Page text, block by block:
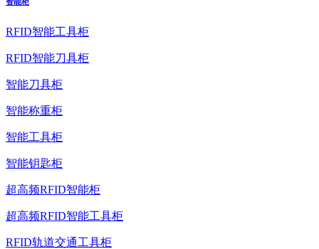
RFID智能工具柜
RFID智能刀具柜
智能刀具柜
智能称重柜
智能工具柜
智能钥匙柜
超高频RFID智能柜
超高频RFID智能工具柜
RFID轨道交通工具柜